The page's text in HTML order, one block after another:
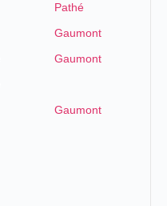
Pathé
Gaumont
Gaumont
Gaumont